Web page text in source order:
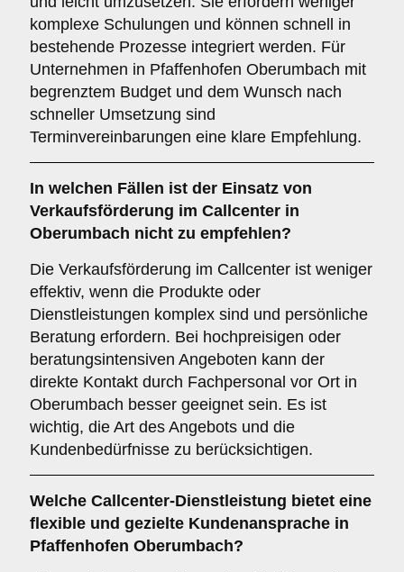
komplexe Schulungen und können schnell in
bestehende Prozesse integriert werden. Für
Unternehmen in Pfaffenhofen Oberumbach mit
begrenztem Budget und dem Wunsch nach
schneller Umsetzung sind
Terminvereinbarungen eine klare Empfehlung.
In welchen Fällen ist der Einsatz von
Verkaufsförderung im Callcenter in
Oberumbach nicht zu empfehlen?
Die Verkaufsförderung im Callcenter ist weniger
effektiv, wenn die Produkte oder
Dienstleistungen komplex sind und persönliche
Beratung erfordern. Bei hochpreisigen oder
beratungsintensiven Angeboten kann der
direkte Kontakt durch Fachpersonal vor Ort in
Oberumbach besser geeignet sein. Es ist
wichtig, die Art des Angebots und die
Kundenbedürfnisse zu berücksichtigen.
Welche Callcenter-Dienstleistung bietet eine
flexible und gezielte Kundenansprache in
Pfaffenhofen Oberumbach?